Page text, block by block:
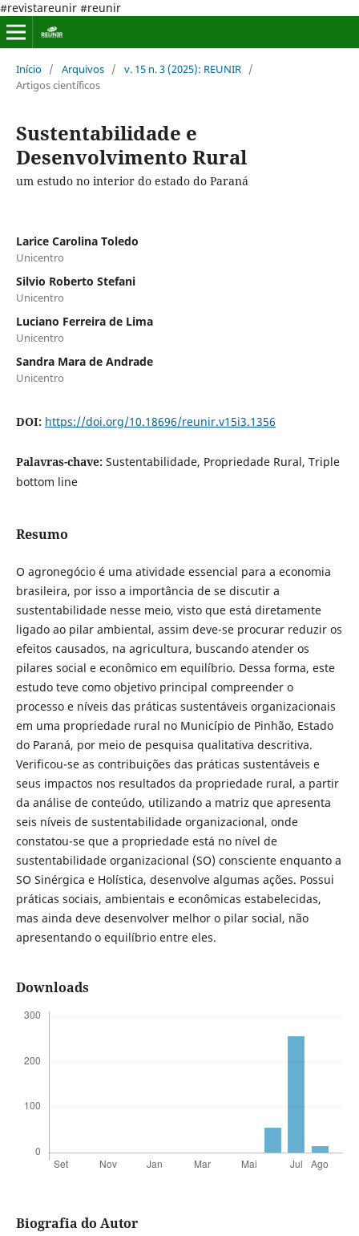
#revistareunir #reunir
Início / Arquivos / v. 15 n. 3 (2025): REUNIR /
Artigos científicos
Sustentabilidade e
Desenvolvimento Rural
um estudo no interior do estado do Paraná
Larice Carolina Toledo
Unicentro
Silvio Roberto Stefani
Unicentro
Luciano Ferreira de Lima
Unicentro
Sandra Mara de Andrade
Unicentro
DOI: https://doi.org/10.18696/reunir.v15i3.1356
Palavras-chave: Sustentabilidade, Propriedade Rural, Triple
bottom line
Resumo
O agronegócio é uma atividade essencial para a economia
brasileira, por isso a importância de se discutir a
sustentabilidade nesse meio, visto que está diretamente
ligado ao pilar ambiental, assim deve-se procurar reduzir os
efeitos causados, na agricultura, buscando atender os
pilares social e econômico em equilíbrio. Dessa forma, este
estudo teve como objetivo principal compreender o
processo e níveis das práticas sustentáveis organizacionais
em uma propriedade rural no Município de Pinhão, Estado
do Paraná, por meio de pesquisa qualitativa descritiva.
Verificou-se as contribuições das práticas sustentáveis e
seus impactos nos resultados da propriedade rural, a partir
da análise de conteúdo, utilizando a matriz que apresenta
seis níveis de sustentabilidade organizacional, onde
constatou-se que a propriedade está no nível de
sustentabilidade organizacional (SO) consciente enquanto a
SO Sinérgica e Holística, desenvolve algumas ações. Possui
práticas sociais, ambientais e econômicas estabelecidas,
mas ainda deve desenvolver melhor o pilar social, não
apresentando o equilíbrio entre eles.
Downloads
Biografia do Autor